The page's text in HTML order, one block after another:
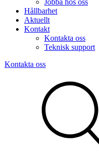
Hållbarhet
Aktuellt
Kontakt
Kontakta oss
Teknisk support
Kontakta oss